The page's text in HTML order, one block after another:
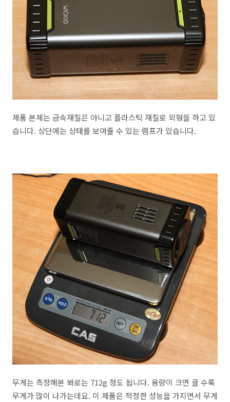
제품 본체는 금속재질은 아니고 플라스틱 재질로 외형을 하고 있
습니다. 상단에는 상태를 보여줄 수 있는 램프가 있습니다.
무게는 측정해본 봐로는 712g 정도 됩니다. 용량이 크면 클 수록
무게가 많이 나가는데요. 이 제품은 적정한 성능을 가지면서 무게